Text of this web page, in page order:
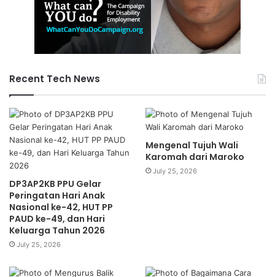
Recent Tech News
DP3AP2KB PPU Gelar
Peringatan Hari Anak
Nasional ke-42, HUT PP
PAUD ke-49, dan Hari
Keluarga Tahun 2026
July 25, 2026
Mengenal Tujuh Wali
Karomah dari Maroko
July 25, 2026